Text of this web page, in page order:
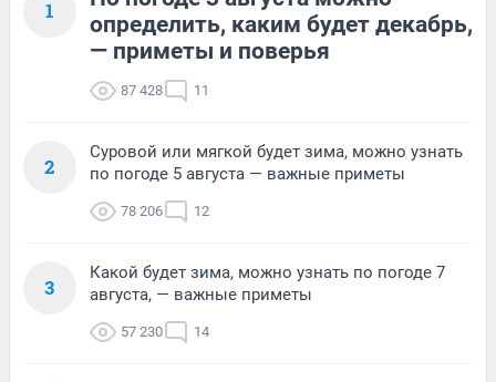
1
определить, каким будет декабрь,
— приметы и поверья
87 428 11
2
Суровой или мягкой будет зима, можно узнать
по погоде 5 августа — важные приметы
78 206 12
3
Какой будет зима, можно узнать по погоде 7
августа, — важные приметы
57 230 14